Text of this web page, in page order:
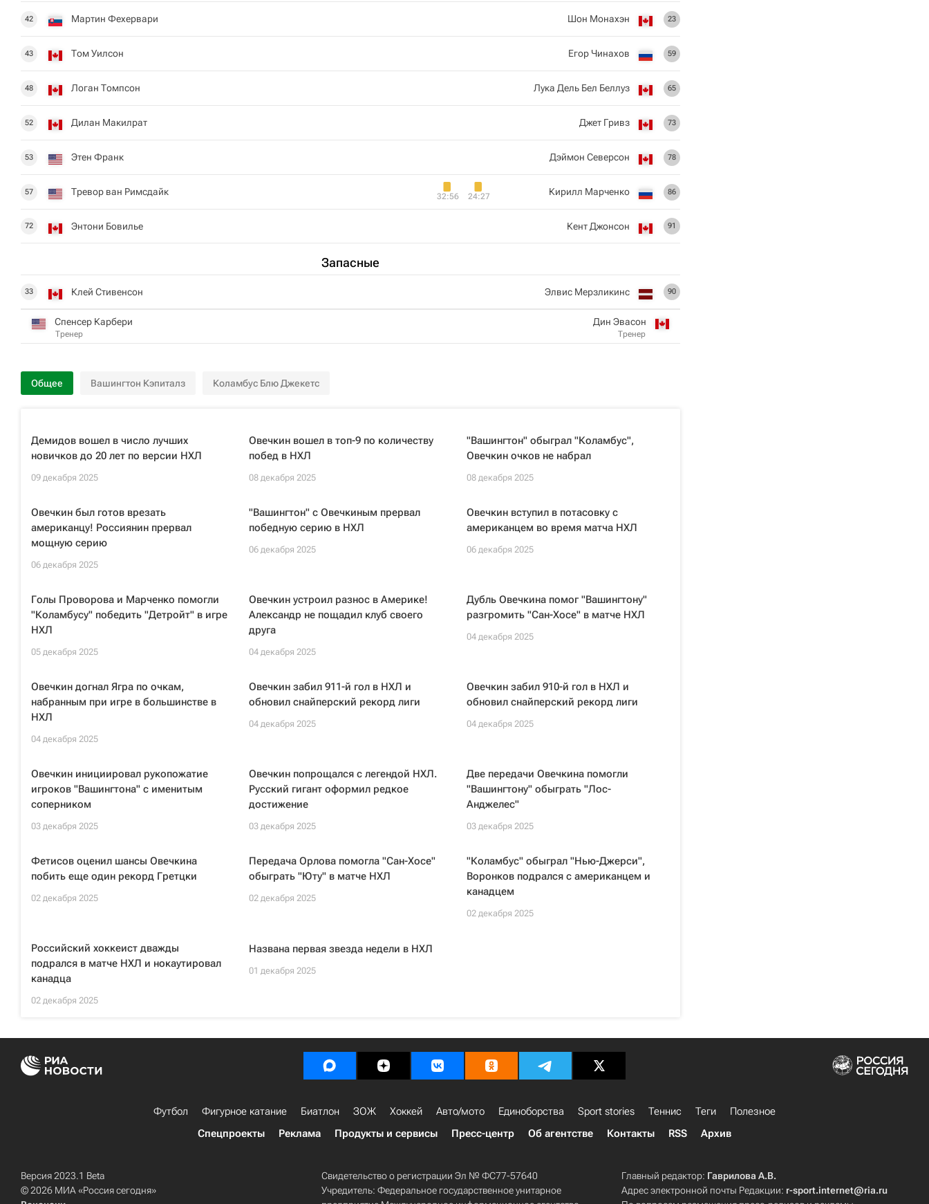
42 Мартин Фехервари
43 Том Уилсон
48 Логан Томпсон
52 Дилан Макилрат
53 Этен Франк
57 Тревор ван Римсдайк
72 Энтони Бовилье
Запасные
33 Клей Стивенсон
Спенсер Карбери
Тренер
23
Шон Монахэн
59
Егор Чинахов
65
Лука Дель Бел Беллуз
73
Джет Гривз
78
Дэймон Северсон
86
Кирилл Марченко
24:27
32:56
91
Кент Джонсон
90
Элвис Мерзликинс
Дин Эвасон
Тренер
Общее Вашингтон Кэпиталз Коламбус Блю Джекетс
Демидов вошел в число лучших
новичков до 20 лет по версии НХЛ
09 декабря 2025
Овечкин вошел в топ-9 по количеству
побед в НХЛ
08 декабря 2025
"Вашингтон" обыграл "Коламбус",
Овечкин очков не набрал
08 декабря 2025
Овечкин был готов врезать
американцу! Россиянин прервал
мощную серию
06 декабря 2025
"Вашингтон" с Овечкиным прервал
победную серию в НХЛ
06 декабря 2025
Овечкин вступил в потасовку с
американцем во время матча НХЛ
06 декабря 2025
Голы Проворова и Марченко помогли
"Коламбусу" победить "Детройт" в игре
НХЛ
05 декабря 2025
Овечкин устроил разнос в Америке!
Александр не пощадил клуб своего
друга
04 декабря 2025
Дубль Овечкина помог "Вашингтону"
разгромить "Сан-Хосе" в матче НХЛ
04 декабря 2025
Овечкин догнал Ягра по очкам,
набранным при игре в большинстве в
НХЛ
04 декабря 2025
Овечкин забил 911-й гол в НХЛ и
обновил снайперский рекорд лиги
04 декабря 2025
Овечкин забил 910-й гол в НХЛ и
обновил снайперский рекорд лиги
04 декабря 2025
Овечкин инициировал рукопожатие
игроков "Вашингтона" с именитым
соперником
03 декабря 2025
Овечкин попрощался с легендой НХЛ.
Русский гигант оформил редкое
достижение
03 декабря 2025
Две передачи Овечкина помогли
"Вашингтону" обыграть "Лос-
Анджелес"
03 декабря 2025
Фетисов оценил шансы Овечкина
побить еще один рекорд Гретцки
02 декабря 2025
Передача Орлова помогла "Сан-Хосе"
обыграть "Юту" в матче НХЛ
02 декабря 2025
"Коламбус" обыграл "Нью-Джерси",
Воронков подрался с американцем и
канадцем
02 декабря 2025
Российский хоккеист дважды
подрался в матче НХЛ и нокаутировал
канадца
02 декабря 2025
Названа первая звезда недели в НХЛ
01 декабря 2025
Футбол Фигурное катание Биатлон ЗОЖ Хоккей Авто/мото Единоборства Sport stories Теннис Теги
Полезное
Спецпроекты
Реклама Продукты и сервисы Пресс-центр Об агентстве Контакты RSS Архив
Версия 2023.1 Beta
© 2026 МИА «Россия сегодня»
Свидетельство о регистрации Эл № ФС77-57640
Учредитель: Федеральное государственное унитарное
Главный редактор: Гаврилова А.В.
Адрес электронной почты Редакции: r-sport.internet@ria.ru